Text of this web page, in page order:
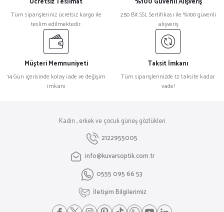
Tüm siparişleriniz ücretsiz kargo ile
teslim edilmektedir.
250 Bit SSL Sertifikası ile %100 güvenli
alışveriş
Müşteri Memnuniyeti
14 Gün içerisinde kolay iade ve değişim
imkanı
Taksit İmkanı
Tüm siparişlerinizde 12 taksite kadar
vade!
Kadın , erkek ve çocuk güneş gözlükleri
2122955005
info@kuvarsoptik.com.tr
0555 095 66 53
İletişim Bilgilerimiz